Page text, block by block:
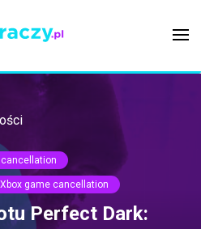
cancellation
Xbox game cancellation
Perfect Dark: